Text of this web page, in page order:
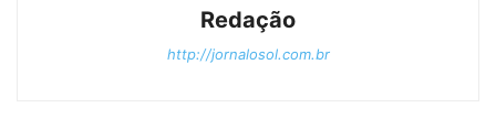
Redação
http://jornalosol.com.br